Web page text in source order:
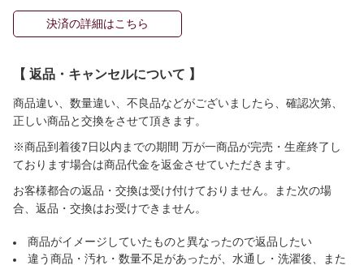
決済の詳細はこちら
【 返品・キャンセルについて 】
商品違い、数量違い、不良品などがございましたら、確認次第、
正しい商品と交換をさせて頂きます。
※商品到着後7日以内までの期間 万が一商品が完売・生産終了し
ております場合は商品代金を返金させていただきます。
お客様都合の返品・交換は受け付けておりません。また次の場
合、返品・交換はお受けできません。
商品がイメージしていたものと異なったので返品したい
違う商品・汚れ・数量不足があったが、水通し・洗濯後、また